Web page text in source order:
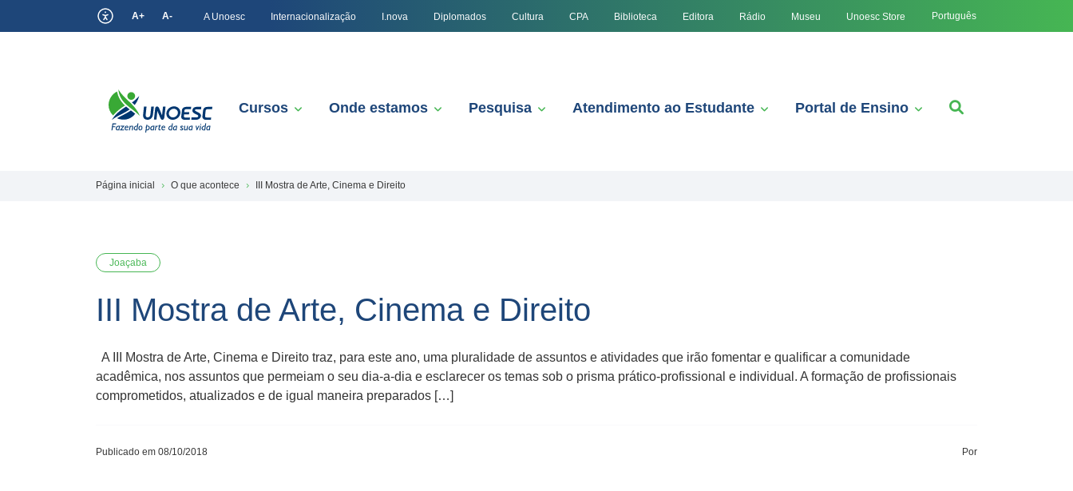
A+ A- A Unoesc Internacionalização I.nova Diplomados Cultura CPA Biblioteca Editora Rádio Museu Unoesc Store Português
Cursos Onde estamos Pesquisa Atendimento ao Estudante Portal de Ensino
Página inicial O que acontece III Mostra de Arte, Cinema e Direito
Joaçaba
III Mostra de Arte, Cinema e Direito
A III Mostra de Arte, Cinema e Direito traz, para este ano, uma pluralidade de assuntos e atividades que irão fomentar e qualificar a comunidade
acadêmica, nos assuntos que permeiam o seu dia-a-dia e esclarecer os temas sob o prisma prático-profissional e individual. A formação de profissionais
comprometidos, atualizados e de igual maneira preparados […]
Publicado em 08/10/2018 Por